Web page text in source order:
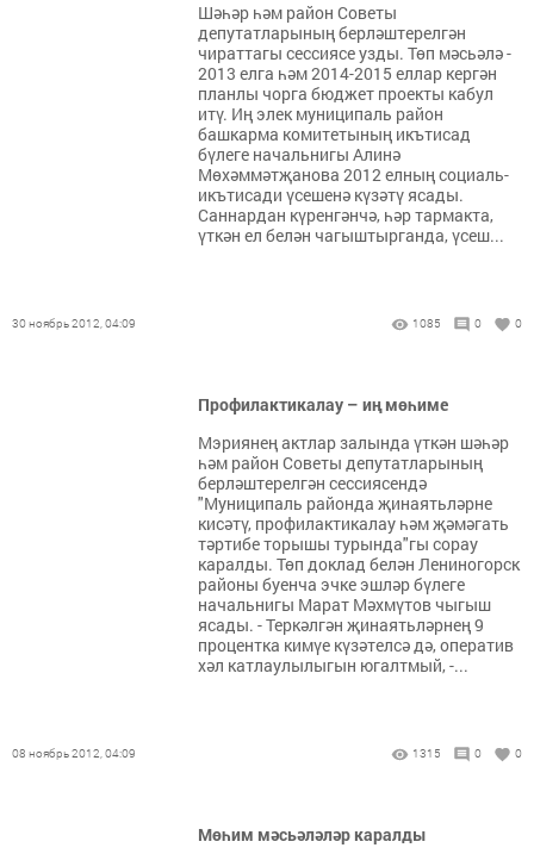
Шәһәр һәм район Советы
депутатларының берләштерелгән
чираттагы сессиясе узды. Төп мәсьәлә -
2013 елга һәм 2014-2015 еллар кергән
планлы чорга бюджет проекты кабул
итү. Иң элек муниципаль район
башкарма комитетының икътисад
бүлеге начальнигы Алинә
Мөхәммәтҗанова 2012 елның социаль-
икътисади үсешенә күзәтү ясады.
Саннардан күренгәнчә, һәр тармакта,
үткән ел белән чагыштырганда, үсеш...
30 ноябрь 2012, 04:09 1085 0 0
Профилактикалау – иң мөһиме
Мэриянең актлар залында үткән шәһәр
һәм район Советы депутатларының
берләштерелгән сессиясендә
"Муниципаль районда җинаятьләрне
кисәтү, профилактикалау һәм җәмәгать
тәртибе торышы турында"гы сорау
каралды. Төп доклад белән Лениногорск
районы буенча эчке эшләр бүлеге
начальнигы Марат Мәхмүтов чыгыш
ясады. - Теркәлгән җинаятьләрнең 9
процентка кимүе күзәтелсә дә, оператив
хәл катлаулылыгын югалтмый, -...
08 ноябрь 2012, 04:09 1315 0 0
Мөһим мәсьәләләр каралды